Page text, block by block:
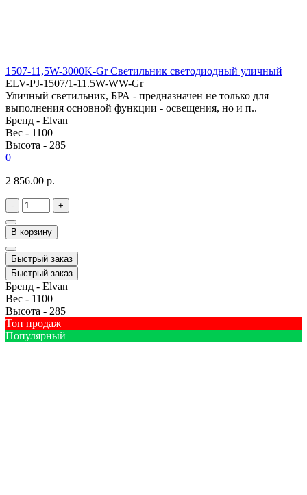
1507-11,5W-3000K-Gr Светильник светодиодный уличный
ELV-PJ-1507/1-11.5W-WW-Gr
Уличный светильник, БРА - предназначен не только для
выполнения основной функции - освещения, но и п..
Бренд - Elvan
Вес - 1100
Высота - 285
0
2 856.00 р.
- +
В корзину
Быстрый заказ
Быстрый заказ
Бренд - Elvan
Вес - 1100
Высота - 285
Топ продаж
Популярный